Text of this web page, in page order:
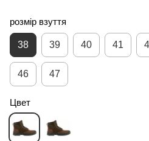
розмір взуття
38 39 40 41
46 47
Цвет